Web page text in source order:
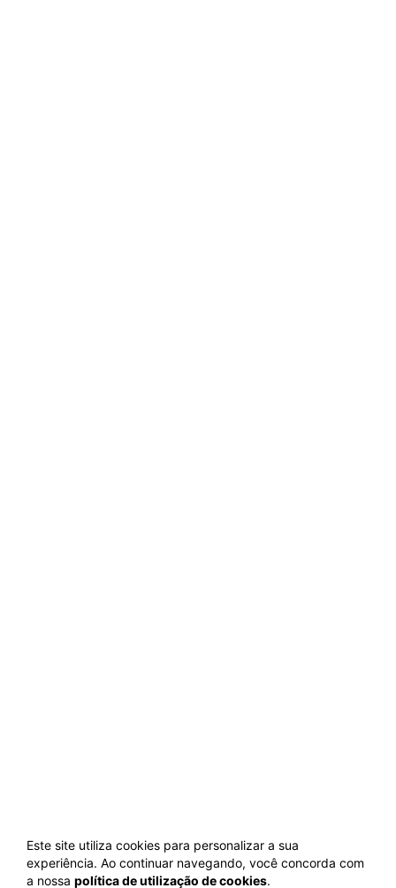
Este site utiliza cookies para personalizar a sua
experiência. Ao continuar navegando, você concorda com
a nossa política de utilização de cookies.